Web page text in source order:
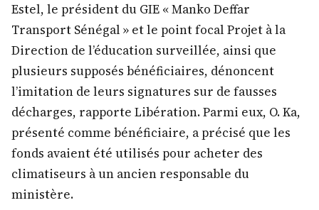
Estel, le président du GIE « Manko Deffar
Transport Sénégal » et le point focal Projet à la
Direction de l’éducation surveillée, ainsi que
plusieurs supposés bénéficiaires, dénoncent
l’imitation de leurs signatures sur de fausses
décharges, rapporte Libération. Parmi eux, O. Ka,
présenté comme bénéficiaire, a précisé que les
fonds avaient été utilisés pour acheter des
climatiseurs à un ancien responsable du
ministère.